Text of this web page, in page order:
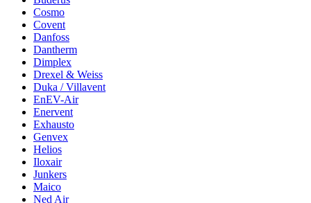
Cosmo
Covent
Danfoss
Dantherm
Dimplex
Drexel & Weiss
Duka / Villavent
EnEV-Air
Enervent
Exhausto
Genvex
Helios
Iloxair
Junkers
Maico
Ned Air